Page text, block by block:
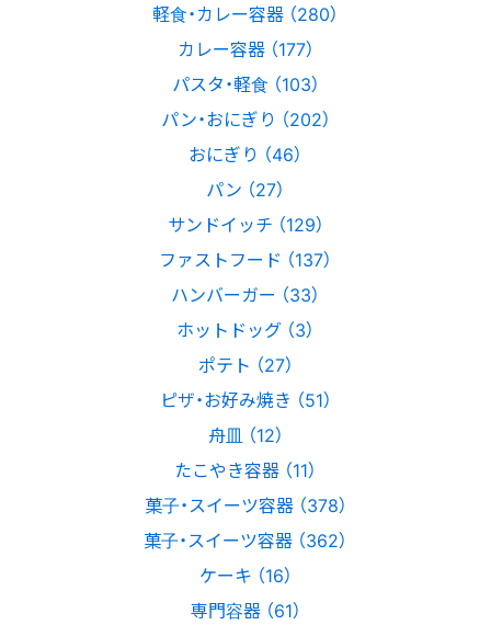
軽食・カレー容器 （280）
カレー容器 （177）
パスタ・軽食 （103）
パン・おにぎり （202）
おにぎり （46）
パン （27）
サンドイッチ （129）
ファストフード （137）
ハンバーガー （33）
ホットドッグ （3）
ポテト （27）
ピザ・お好み焼き （51）
舟皿 （12）
たこやき容器 （11）
菓子・スイーツ容器 （378）
菓子・スイーツ容器 （362）
ケーキ （16）
専門容器 （61）